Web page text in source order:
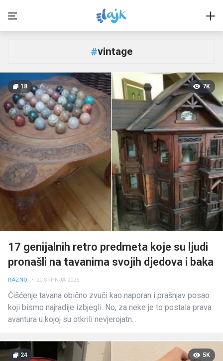
#vintage
18 7K
17 genijalnih retro predmeta koje su ljudi
pronašli na tavanima svojih djedova i baka
RAZNO • 20 SRPNJA 2026
Čišćenje tavana obično zvuči kao naporan i prašnjav posao
koji bismo najradije izbjegli. No, za neke je to postala prava
avantura u kojoj su otkrili nevjerojatn...
24 5K